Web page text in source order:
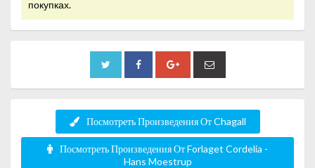
покупках.
Посмотреть Произведения От Chagall
Посмотреть Произведения От Forlaget Cordelia -
Hans Moestrup